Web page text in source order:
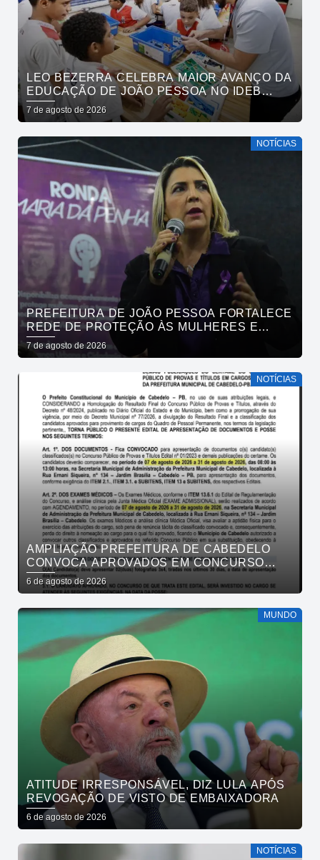
LEO BEZERRA CELEBRA MAIOR AVANÇO DA
EDUCAÇÃO DE JOÃO PESSOA NO IDEB
ENTRE CAPITAIS DO NORDESTE
7 de agosto de 2026
NOTÍCIAS
PREFEITURA DE JOÃO PESSOA FORTALECE
REDE DE PROTEÇÃO ÀS MULHERES E
ENTENDE QUE ACOLHER É SALVAR VIDAS
7 de agosto de 2026
NOTÍCIAS
AMPLIAÇÃO PREFEITURA DE CABEDELO
CONVOCA APROVADOS EM CONCURSO
PÚBLICO DA SAÚDE PARA APRESENTAÇÃO
DE DOCUMENTOS
6 de agosto de 2026
MUNDO
ATITUDE IRRESPONSÁVEL, DIZ LULA APÓS
REVOGAÇÃO DE VISTO DE EMBAIXADORA
6 de agosto de 2026
NOTÍCIAS